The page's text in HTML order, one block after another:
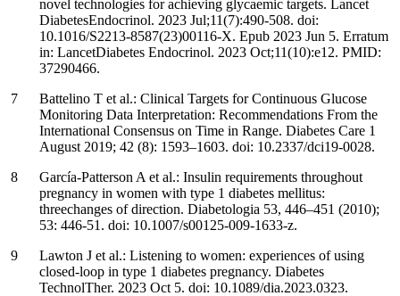
novel technologies for achieving glycaemic targets. Lancet
DiabetesEndocrinol. 2023 Jul;11(7):490-508. doi:
10.1016/S2213-8587(23)00116-X. Epub 2023 Jun 5. Erratum
in: LancetDiabetes Endocrinol. 2023 Oct;11(10):e12. PMID:
37290466.
Battelino T et al.: Clinical Targets for Continuous Glucose
Monitoring Data Interpretation: Recommendations From the
International Consensus on Time in Range. Diabetes Care 1
August 2019; 42 (8): 1593–1603. doi: 10.2337/dci19-0028.
García-Patterson A et al.: Insulin requirements throughout
pregnancy in women with type 1 diabetes mellitus:
threechanges of direction. Diabetologia 53, 446–451 (2010);
53: 446-51. doi: 10.1007/s00125-009-1633-z.
Lawton J et al.: Listening to women: experiences of using
closed-loop in type 1 diabetes pregnancy. Diabetes
TechnolTher. 2023 Oct 5. doi: 10.1089/dia.2023.0323.